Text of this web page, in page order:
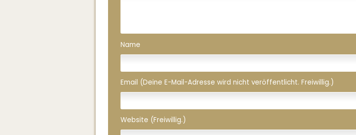
Name
Email (Deine E-Mail-Adresse wird nicht veröffentlicht. Freiwillig.)
Website (Freiwillig.)